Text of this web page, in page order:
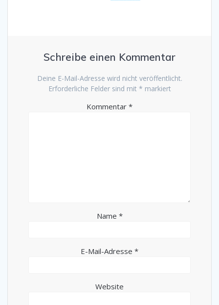
Schreibe einen Kommentar
Deine E-Mail-Adresse wird nicht veröffentlicht.
Erforderliche Felder sind mit * markiert
Kommentar *
Name *
E-Mail-Adresse *
Website